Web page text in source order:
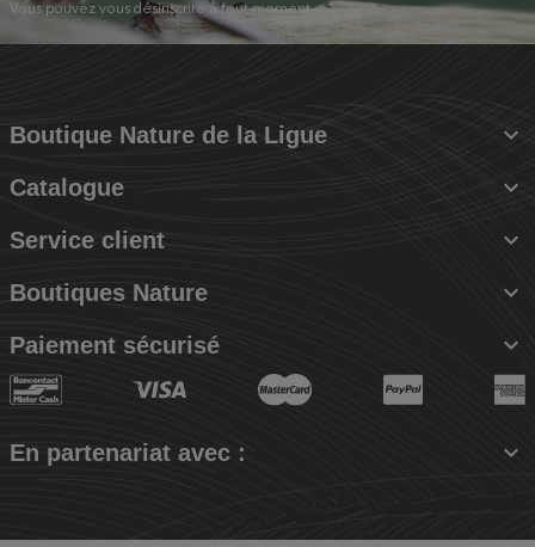
Vous pouvez vous désinscrire à tout moment.
Boutique Nature de la Ligue 
Catalogue 
Service client 
Boutiques Nature 
Paiement sécurisé 
En partenariat avec : 